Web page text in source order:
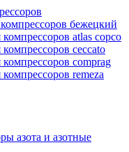
бежецкий
atlas copco
ceccato
comprag
remeza
азота и азотные